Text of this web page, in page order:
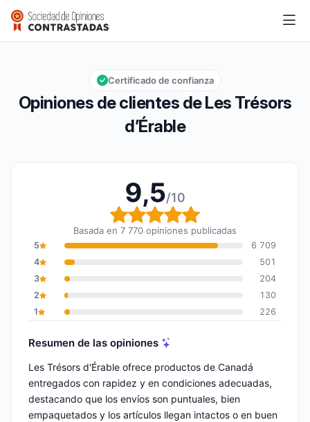
Les Trésors d’Érable
Calificación global: 9,5 de 10
9,5/10
Opiniones de clientes de Les Trésors
d’Érable
Certificado de confianza
9,5/10
Calificación global: 9,5
Basada en 7 770 opiniones publicadas
5
6 709
4
501
3
204
2
130
1
226
Resumen de las opiniones
Les Trésors d'Érable ofrece productos de Canadá
entregados con rapidez y en condiciones adecuadas,
destacando que los envíos son puntuales, bien
empaquetados y los artículos llegan intactos o en buen